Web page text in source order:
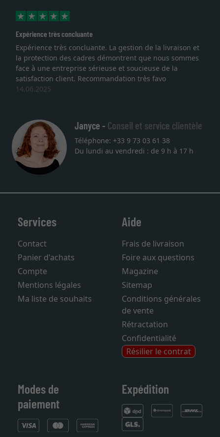
Expérience très concluante
Expérience très concluante. La gestion de la livraison et
la protection des cadres démontrent que nous sommes
face à une entreprise sérieuse et soucieuse de la
satisfaction client. Recommandation très favo
14.06.2025
Janyce - Conseil et service clientèle
Téléphone: +33 9 73 03 61 38
Du lundi au vendredi : de 9 h à 17 h
Services
Contact
Panier d'achats
Compte
Mentions légales
Ma liste de souhaits
Aide
Frais de livraison
Foire aux questions
Magazine
Sitemap
Conditions générales
de vente
Rétractation
Confidentialité
Résilier le contrat
Modes de
paiement
Expédition